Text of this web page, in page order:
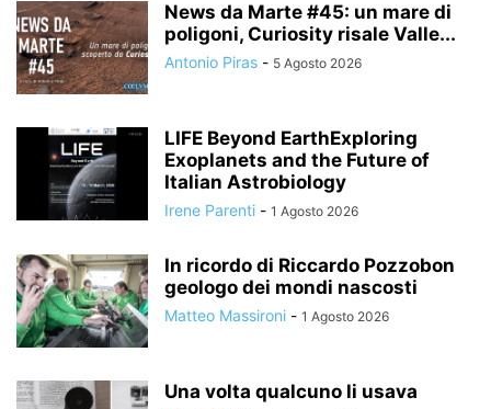
News da Marte #45: un mare di
poligoni, Curiosity risale Valle...
Antonio Piras - 5 Agosto 2026
LIFE Beyond EarthExploring
Exoplanets and the Future of
Italian Astrobiology
Irene Parenti - 1 Agosto 2026
In ricordo di Riccardo Pozzobon
geologo dei mondi nascosti
Matteo Massironi - 1 Agosto 2026
Una volta qualcuno li usava